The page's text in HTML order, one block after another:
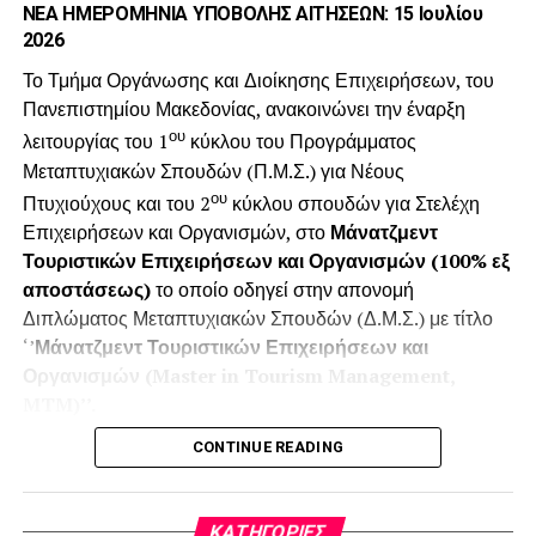
ανθεκτικότητα, η αγροτική οικονομία, η καινοτομία στη
μεταποίηση και στο λιανεμπόριο τροφίμων, το marketing
και η λήψη αποφάσεων σε εθνικό και ευρωπαϊκό επίπεδο.
Μετά από τρεις επιτυχημένους εκπαιδευτικούς κύκλους,
το Agrifood Leadership έχει ήδη υποστηρίξει την
ανάπτυξη 49 επαγγελματιών του αγροδιατροφικού τομέα,
που σήμερα δραστηριοποιούνται σε όλη την αλυσίδα
αξίας.
Οι απόφοιτοι του προγράμματος δημιουργούν πλέον μια
δραστήρια κοινότητα alumni, που συνεργάζεται,
μοιράζεται καλές πρακτικές και συνδιαμορφώνει
και τη δυναμική του προγράμματος.
Το Agrifood Leadership περιλαμβάνει μια σειρά από
βιωματικά τριήμερα εκπαιδευτικά ταξίδια σε διαφορετικές
ΝΕΑ ΗΜΕΡΟΜΗΝΙΑ ΥΠΟΒΟΛΗΣ ΑΙΤΗΣΕΩΝ: 15 Ιουλίου
2026
Το Τμήμα Οργάνωσης και Διοίκησης Επιχειρήσεων, του
Πανεπιστημίου Μακεδονίας, ανακοινώνει την έναρξη
λειτουργίας του 1ουκύκλου του Προγράμματος
Μεταπτυχιακών Σπουδών (Π.Μ.Σ.) για Νέους
Πτυχιούχους και του 2ουκύκλου σπουδών για Στελέχη
Επιχειρήσεων και Οργανισμών, στο Μάνατζμεντ
Τουριστικών Επιχειρήσεων και Οργανισμών (100% εξ
αποστάσεως)το οποίο οδηγεί στην απονομή
Διπλώματος Μεταπτυχιακών Σπουδών (Δ.Μ.Σ.) με τίτλο
‘’Μάνατζμεντ Τουριστικών Επιχειρήσεων και
Στο Π.Μ.Σ. γίνονται δεκτοί πτυχιούχοι Τμημάτων ΑΕΙ και
ΑΤΕΙ της ημεδαπής ή αντίστοιχων ομοταγών ιδρυμάτων
της αλλοδαπής σύμφωνα με την ισχύουσα νομοθεσία.
CONTINUE READING